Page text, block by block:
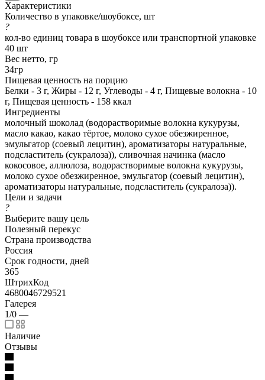
Характеристики
Количество в упаковке/шоубоксе, шт
?
кол-во единиц товара в шоубоксе или транспортной упаковке
40 шт
Вес нетто, гр
34гр
Пищевая ценность на порцию
Белки - 3 г, Жиры - 12 г, Углеводы - 4 г, Пищевые волокна - 10
г, Пищевая ценность - 158 ккал
Ингредиенты
молочный шоколад (водорастворимые волокна кукурузы,
масло какао, какао тёртое, молоко сухое обезжиренное,
эмульгатор (соевый лецитин), ароматизаторы натуральные,
подсластитель (сукралоза)), сливочная начинка (масло
кокосовое, аллюлоза, водорастворимые волокна кукурузы,
молоко сухое обезжиренное, эмульгатор (соевый лецитин),
ароматизаторы натуральные, подсластитель (сукралоза)).
Цели и задачи
?
Выберите вашу цель
Полезный перекус
Страна производства
Россия
Срок годности, дней
365
ШтрихКод
4680046729521
Галерея
1/0 —
Наличие
Отзывы